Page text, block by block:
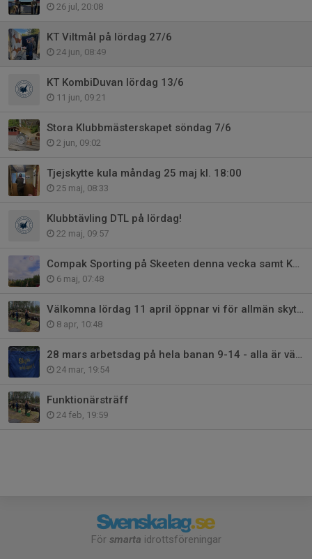
26 jul, 20:08
KT Viltmål på lördag 27/6
24 jun, 08:49
KT KombiDuvan lördag 13/6
11 jun, 09:21
Stora Klubbmästerskapet söndag 7/6
2 jun, 09:02
Tjejskytte kula måndag 25 maj kl. 18:00
25 maj, 08:33
Klubbtävling DTL på lördag!
22 maj, 09:57
Compak Sporting på Skeeten denna vecka samt KT Jägartrap på lördag
6 maj, 07:48
Välkomna lördag 11 april öppnar vi för allmän skytte för säsongen
8 apr, 10:48
28 mars arbetsdag på hela banan 9-14 - alla är välkomna!
24 mar, 19:54
Funktionärsträff
24 feb, 19:59
För smarta idrottsföreningar